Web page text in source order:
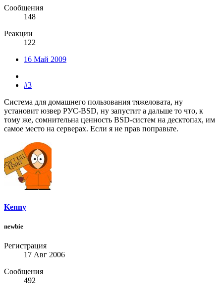
Сообщения
148
Реакции
122
16 Май 2009
#3
Система для домашнего пользования тяжеловата, ну
установит юзвер РУС-BSD, ну запустит а дальше то что, к
тому же, сомнительна ценность BSD-систем на десктопах, им
самое место на серверах. Если я не прав поправьте.
Kenny
newbie
Регистрация
17 Авг 2006
Сообщения
492